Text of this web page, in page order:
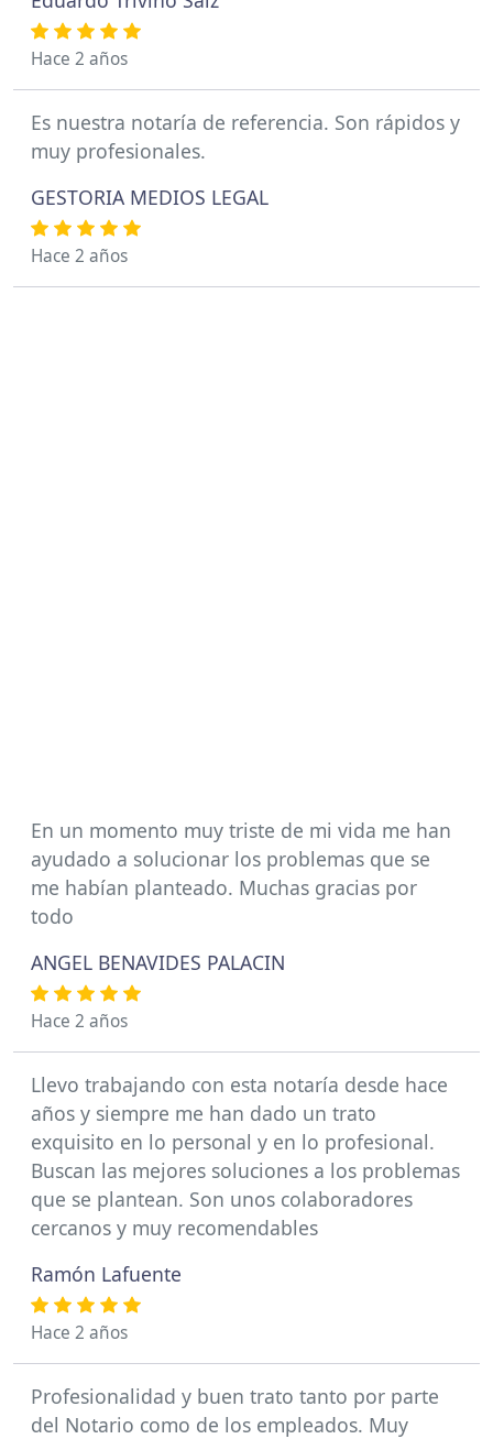
Hace 2 años
Es nuestra notaría de referencia. Son rápidos y
muy profesionales.
GESTORIA MEDIOS LEGAL
Hace 2 años
En un momento muy triste de mi vida me han
ayudado a solucionar los problemas que se
me habían planteado. Muchas gracias por
todo
ANGEL BENAVIDES PALACIN
Hace 2 años
Llevo trabajando con esta notaría desde hace
años y siempre me han dado un trato
exquisito en lo personal y en lo profesional.
Buscan las mejores soluciones a los problemas
que se plantean. Son unos colaboradores
cercanos y muy recomendables
Ramón Lafuente
Hace 2 años
Profesionalidad y buen trato tanto por parte
del Notario como de los empleados. Muy